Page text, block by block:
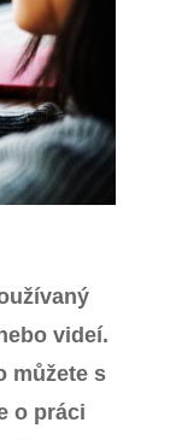
videí.
můžete s
o práci